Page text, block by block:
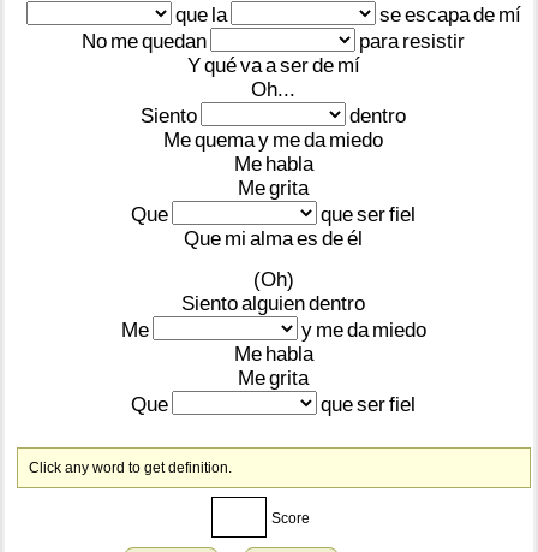
que la seescapade mí
No mequedan para resistir
Yquévaaserde mí
Oh...
Siento
dentro
Mequemay meda miedo
Me habla
Megrita
Que
queserfiel
Que mi almaes deél
(Oh)
Sientoalguiendentro
Me
y meda miedo
Me habla
Megrita
Que
queserfiel
Click any word to get definition.
Score